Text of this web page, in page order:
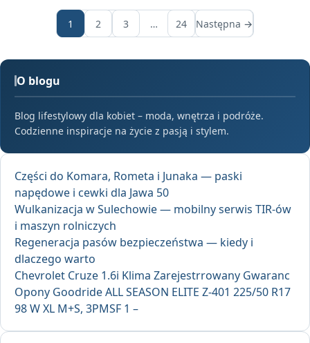
1 2 3 … 24 Następna →
O blogu
Blog lifestylowy dla kobiet – moda, wnętrza i podróże.
Codzienne inspiracje na życie z pasją i stylem.
Części do Komara, Rometa i Junaka — paski
napędowe i cewki dla Jawa 50
Wulkanizacja w Sulechowie — mobilny serwis TIR-ów
i maszyn rolniczych
Regeneracja pasów bezpieczeństwa — kiedy i
dlaczego warto
Chevrolet Cruze 1.6i Klima Zarejestrrowany Gwaranc
Opony Goodride ALL SEASON ELITE Z-401 225/50 R17
98 W XL M+S, 3PMSF 1 –